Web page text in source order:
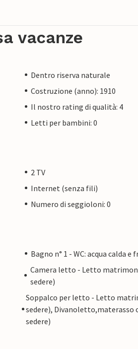
vacanze
Dentro riserva naturale
Costruzione (anno): 1910
Il nostro rating di qualità: 4
Letti per bambini: 0
2 TV
Internet (senza fili)
Numero di seggioloni: 0
Bagno n° 1 - WC: acqua calda e
Camera letto - Letto
sedere)
Soppalco per letto - Letto
sedere), Divanoletto,materasso
sedere)